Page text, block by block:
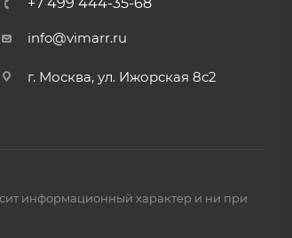
info@vimarr.ru
г. Москва, ул. Ижорская 8с2
информационный характер и ни при